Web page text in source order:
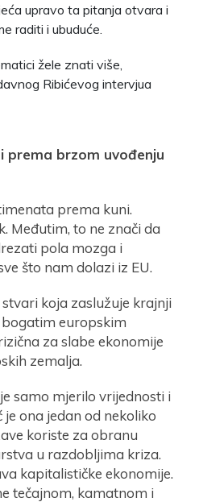
upravo ta pitanja otvara i
raditi i ubuduće.
žele znati više,
Ribićevog intervjua
prema brzom uvođenju
prema kuni.
Međutim, to ne znači da
pola mozga i
što nam dolazi iz EU.
koja zaslužuje krajnji
europskim
za slabe ekonomije
zemalja.
samo mjerilo vrijednosti i
ona jedan od nekoliko
koriste za obranu
u razdobljima kriza.
kapitalističke ekonomije.
tečajnom, kamatnom i